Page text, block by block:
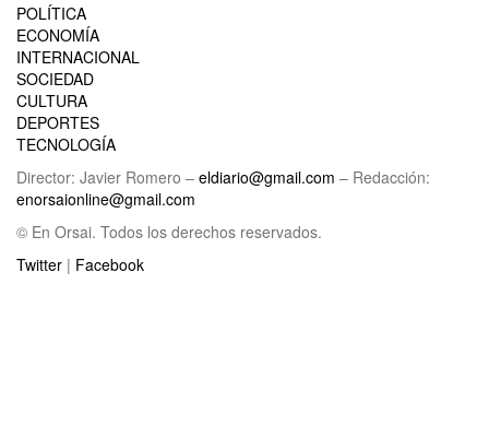
POLÍTICA
ECONOMÍA
INTERNACIONAL
SOCIEDAD
CULTURA
DEPORTES
TECNOLOGÍA
Director: Javier Romero – eldiario@gmail.com – Redacción:
enorsaionline@gmail.com
© En Orsai. Todos los derechos reservados.
Twitter | Facebook